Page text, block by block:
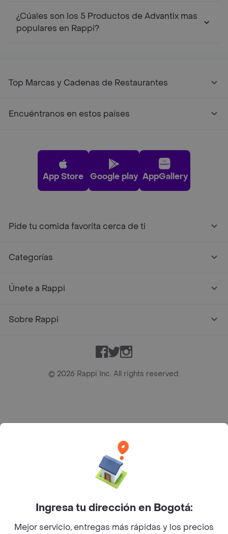
¿Cúales son los 5 Productos de Advantix mas
populares en Rappi?
Top Marcas y Cadenas de Restaurantes
Encuéntranos en estos países
App Store Google play AppGallery
Pide tu comida favorita cerca de ti
Categorías
Únete a Rappi
Sobre Rappi
Facebook
TwitterInstagram
© 2026 Rappi Inc. All rights reserved.
Bogotá D.C. --- notificacionesrappi@rappi.com
Ingresa tu dirección en Bogotá:
Mejor servicio, entregas más rápidas y los precios